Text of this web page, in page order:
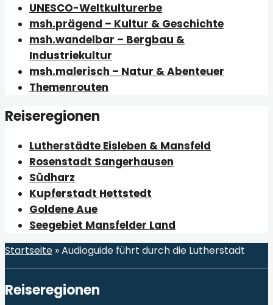
UNESCO-Weltkulturerbe
msh.prägend – Kultur & Geschichte
msh.wandelbar – Bergbau &
Industriekultur
msh.malerisch – Natur & Abenteuer
Themenrouten
Reiseregionen
Lutherstädte Eisleben & Mansfeld
Rosenstadt Sangerhausen
Südharz
Kupferstadt Hettstedt
Goldene Aue
Seegebiet Mansfelder Land
Startseite »Audioguide führt durch die Lutherstadt
Reiseregionen